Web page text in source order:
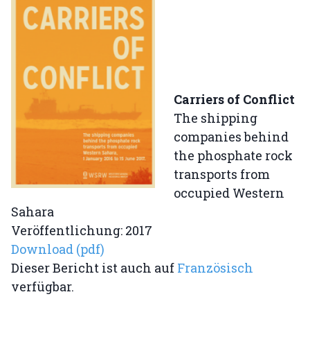
Carriers of Conflict
The shipping
companies behind
the phosphate rock
transports from
occupied Western
Sahara
Veröffentlichung: 2017
Download (pdf)
Dieser Bericht ist auch auf Französisch
verfügbar.